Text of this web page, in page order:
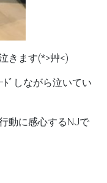
きます(*>艸<)
ﾞしながら泣いてい
動に感心するNJで